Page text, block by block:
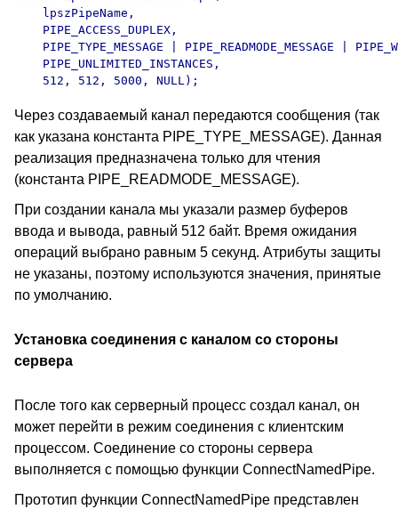
    lpszPipeName,
    PIPE_ACCESS_DUPLEX,
PIPE_TYPE_MESSAGE | PIPE_READMODE_MESSAGE |
    PIPE_UNLIMITED_INSTANCES,
Через создаваемый канал передаются сообщения (так
как указана константа PIPE_TYPE_MESSAGE). Данная
реализация предназначена только для чтения
(константа PIPE_READMODE_MESSAGE).
При создании канала мы указали размер буферов
ввода и вывода, равный 512 байт. Время ожидания
операций выбрано равным 5 секунд. Атрибуты защиты
не указаны, поэтому используются значения, принятые
по умолчанию.
Установка соединения с каналом со стороны
сервера
После того как серверный процесс создал канал, он
может перейти в режим соединения с клиентским
процессом. Соединение со стороны сервера
выполняется с помощью функции ConnectNamedPipe.
Прототип функции ConnectNamedPipe представлен